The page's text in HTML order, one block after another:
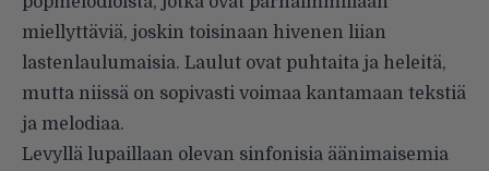
miellyttäviä, joskin toisinaan hivenen liian
lastenlau­lumaisia. Laulut ovat puhtaita ja heleitä,
mutta niissä on sopivasti voimaa kantamaan tekstiä
ja me­lodiaa.
Levyllä lupaillaan olevan sinfo­nisia äänimaisemia